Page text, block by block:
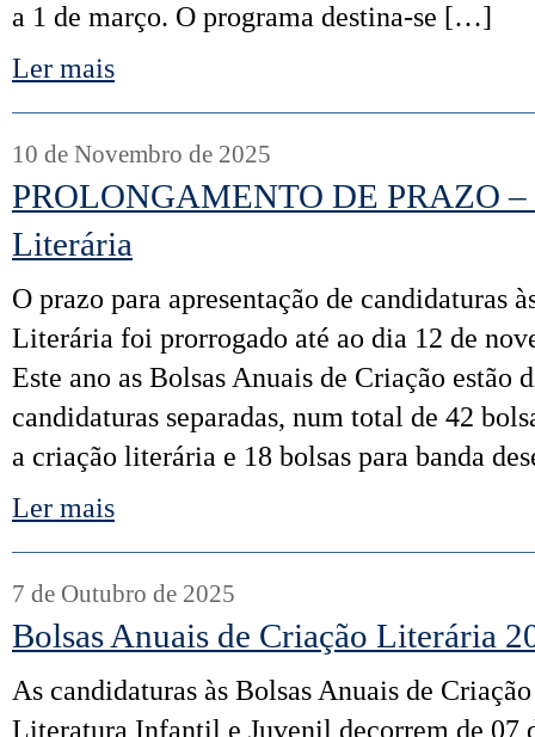
a 1 de março. O programa destina-se […]
Ler mais
10 de Novembro de 2025
PROLONGAMENTO DE PRAZO –
Literária
O prazo para apresentação de candidaturas
Literária foi prorrogado até ao dia 12 de
Este ano as Bolsas Anuais de Criação estão
candidaturas separadas, num total de 42
a criação literária e 18 bolsas para banda
Ler mais
7 de Outubro de 2025
Bolsas Anuais de Criação Literária
As candidaturas às Bolsas Anuais de
Literatura Infantil e Juvenil decorrem de 07